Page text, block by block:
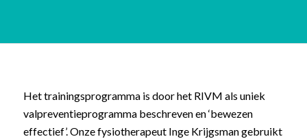
Het trainingsprogramma is door het RIVM als uniek
valpreventieprogramma beschreven en ‘bewezen
effectief’. Onze fysiotherapeut Inge Krijgsman gebruikt